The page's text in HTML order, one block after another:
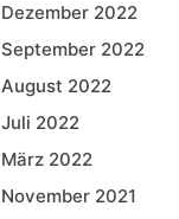
Dezember 2022
September 2022
August 2022
Juli 2022
März 2022
November 2021